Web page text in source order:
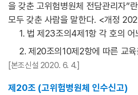
을 갖춘 고위험병원체 전담관리자”
모두 갖춘 사람을 말한다. <개정
1. 법 제23조의4제1항 각 호의 어
2. 제20조의10제2항에 따른 교
[본조신설 2020. 6. 4.]
제20조 (고위험병원체 인수신고)